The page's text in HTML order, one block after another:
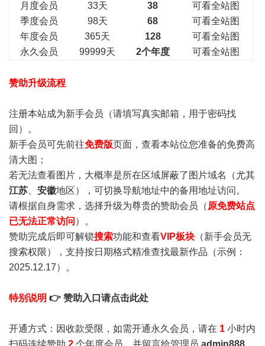
月度会员
33天 38
可看全站图
季度会员
98天 68
可看全站图
年度会员
365天 128
可看全站图
永久会员
99999天 2个年度 可看全站图
赞助升级流程
注册本站成为新手会员 （请填写真实邮箱，用于密码找
回）。
新手会员可先前往免费版页面，查看本站位您准备的免费高
清大图；
若无法查看图片，大概率是所在区域屏蔽了图片域名（尤其
江苏
安徽地区），可切换导航地址中的备用地址访问。
请根据自身需求，选择升级为尊贵的赞助会员（ 原免费站点
已无法正常访问 ）。
赞助完成后即可解锁搜索功能和查看VIP板块 （新手会员无
搜索权限），支持按日期格式精准查找最新作品（示例：
2025.12.17）。
特别说明 👉 赞助入口请点击此处
开通方式：因收款受限，如需开通永久会员，请在 1 小时内
扫码连续赞助 2 个年度会员，并留言给管理员 admin888